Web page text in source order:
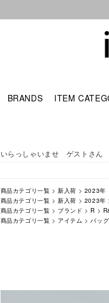
BRANDS ITEM
いらっしゃいませ ゲストさん
商品カテゴリ一覧 >新入荷 > 2023年
商品カテゴリ一覧 >新入荷 > 2023年
商品カテゴリ一覧 > ブランド > R >
商品カテゴリ一覧 > アイテム >バッグ